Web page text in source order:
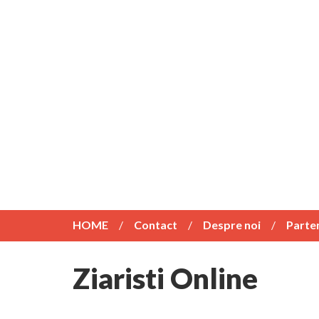
HOME Contact Despre noi
Ziaristi Online